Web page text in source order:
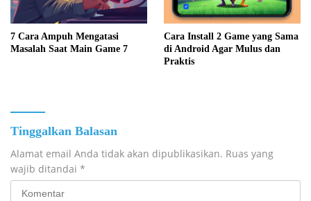
7 Cara Ampuh Mengatasi
Masalah Saat Main Game 7
Cara Install 2 Game yang Sama
di Android Agar Mulus dan
Praktis
Tinggalkan Balasan
Alamat email Anda tidak akan dipublikasikan. Ruas yang
wajib ditandai *